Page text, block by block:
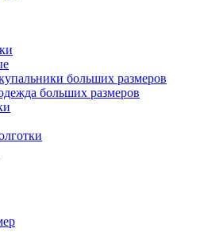
больших размеров
больших размеров